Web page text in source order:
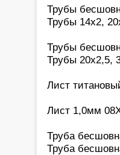
Трубы
Трубы 14х2,
Трубы
Трубы 20х2,5,
Лист
Лист 1,0мм
Труба
Труба